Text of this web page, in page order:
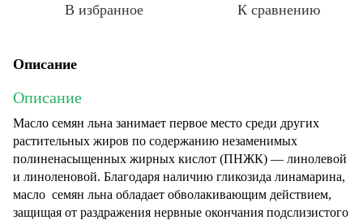
В избранное К сравнению
Описание
Описание
Масло семян льна занимает первое место среди других
растительных жиров по содержанию неза­менимых
полиненасыщенных жирных кислот (ПНЖК) — линолевой
и линоленовой. Благодаря наличию гликозида линамарина,
масло семян льна обладает обволакивающим действием,
защищая от раздражения нервные окончания подслизистого